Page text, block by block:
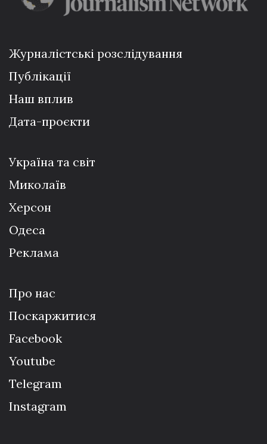
Журналістські розслідування
Публікації
Наш вплив
Дата-проєкти
Україна та світ
Миколаїв
Херсон
Одеса
Реклама
Про нас
Поскаржитися
Facebook
Youtube
Telegram
Instagram